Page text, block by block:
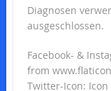
Diagnosen
ausgeschlossen.
Facebook- &
from
Twitter-Icon: